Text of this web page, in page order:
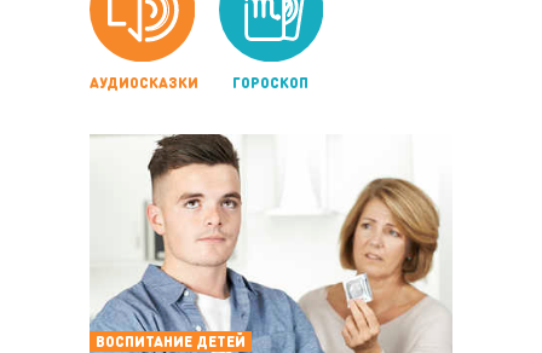
АУДИОСКАЗКИ ГОРОСКОП
ВОСПИТАНИЕ ДЕТЕЙ